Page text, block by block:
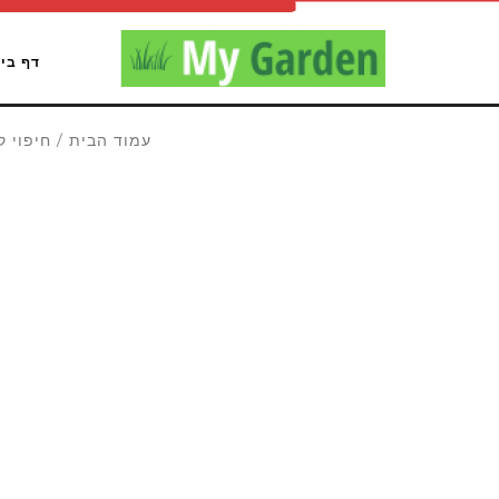
דף
עמוד הבית / חיפוי